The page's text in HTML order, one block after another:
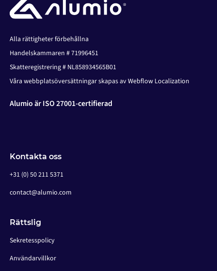
Alla rättigheter förbehållna
Handelskammaren # 71996451
Skatteregistrering # NL858934565B01
Våra webbplatsöversättningar skapas av Webflow Localization
Alumio är ISO 27001-certifierad
Kontakta oss
+31 (0) 50 211 5371
contact@alumio.com
Rättslig
Sekretesspolicy
Användarvillkor